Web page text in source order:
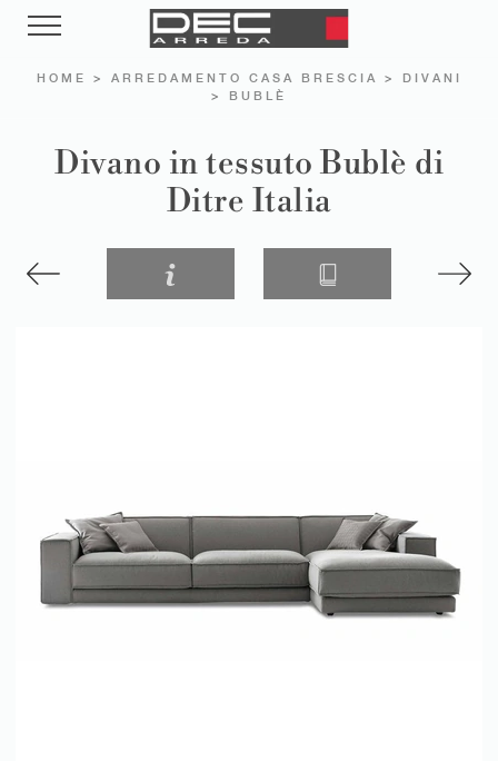
HOME > ARREDAMENTO CASA BRESCIA >
DIVANI
> BUBLÈ
Divano in tessuto Bublè di
Ditre Italia